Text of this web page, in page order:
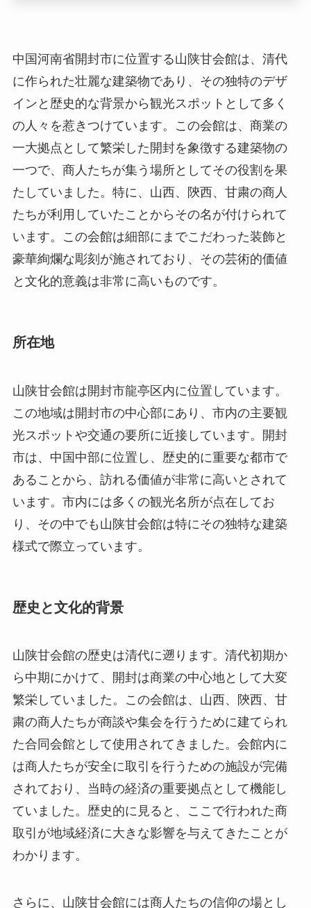
一つで、商人たちが集う場所としてその役割を果
たしていました。特に、山西、陝西、甘粛の商人
たちが利用していたことからその名が付けられて
います。この会館は細部にまでこだわった装飾と
豪華絢爛な彫刻が施されており、その芸術的価値
と文化的意義は非常に高いものです。
所在地
山陕甘会館は開封市龍亭区内に位置しています。
市は、中国中部に位置し、歴史的に重要な都市で
います。市内には多くの観光名所が点在してお
り、その中でも山陕甘会館は特にその独特な建築
様式で際立っています。
歴史と文化的背景
山陕甘会館の歴史は清代に遡ります。清代初期か
粛の商人たちが商談や集会を行うために建てられ
は商人たちが安全に取引を行うための施設が完備
されており、当時の経済の重要拠点として機能し
ていました。歴史的に見ると、ここで行われた商
取引が地域経済に大きな影響を与えてきたことが
わかります。
さらに、山陕甘会館には商人たちの信仰の場とし
ての役割もありました。この地には商業の守護神
として知られる財神の廟が建てられ、商人たちは
商売繁盛を祈願しました。このように、単なる商
場所でもあったため、会館は多くの商人にとって